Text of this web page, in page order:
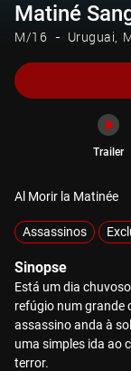
Matiné
M/16 Uruguai
Trailer
Al Morir la Matinée
Assassinos
Sinopse
Está um dia
refúgio num grande
assassino anda à
uma simples ida ao
terror.